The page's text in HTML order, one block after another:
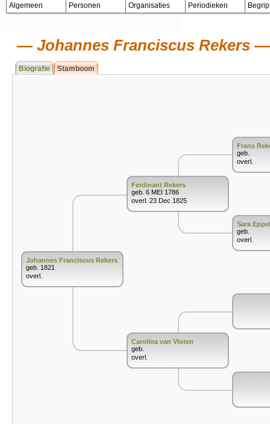
Algemeen Personen Organisaties Periodieken
Johannes Franciscus Rekers
Biografie Stamboom
Johannes Franciscus Rekers
geb. 1821
overl.
Ferdinant Rekers
geb. 6 MEI 1786
overl. 23 Dec 1825
Carolina van Vloten
geb.
overl.
Frans
geb.
overl.
Sara
geb.
overl.